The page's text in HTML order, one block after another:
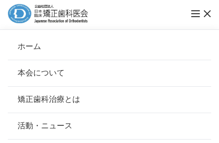
ホーム
本会について
会長挨拶
基本理念
矯正歯科治療とは
安心して治療を受けていただくための「6つの指針」
活動・ニュース
ホーム 会員医院検索
医療法人社団坂根矯正歯科